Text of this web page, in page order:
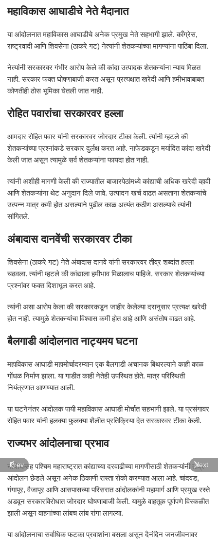
महाविकास आघाडीचे नेते मैदानात
या आंदोलनात महाविकास आघाडीचे अनेक प्रमुख नेते सहभागी झाले. काँग्रेस,
राष्ट्रवादी आणि शिवसेना (ठाकरे गट) नेत्यांनी शेतकऱ्यांच्या मागण्यांना पाठिंबा दिला.
नेत्यांनी सरकारवर गंभीर आरोप केले की कांदा उत्पादक शेतकऱ्यांना न्याय मिळत
नाही. सरकार फक्त घोषणाबाजी करत असून प्रत्यक्षात खरेदी आणि हमीभावाबाबत
कोणतीही ठोस भूमिका घेतली जात नाही.
रोहित पवारांचा सरकारवर हल्ला
आमदार रोहित पवार यांनी सरकारवर जोरदार टीका केली. त्यांनी म्हटले की
शेतकऱ्यांच्या प्रश्नांकडे सरकार दुर्लक्ष करत आहे. नाफेडकडून मर्यादित कांदा खरेदी
केली जात असून त्यामुळे सर्व शेतकऱ्यांना फायदा होत नाही.
त्यांनी अशीही मागणी केली की राज्यातील बाजारपेठांमध्ये कांद्याची अधिक खरेदी व्हावी
आणि शेतकऱ्यांना थेट अनुदान दिले जावे. उत्पादन खर्च वाढत असताना शेतकऱ्यांचे
उत्पन्न मात्र कमी होत असल्याने पुढील काळ अत्यंत कठीण असल्याचे त्यांनी
सांगितले.
अंबादास दानवेंची सरकारवर टीका
शिवसेना (ठाकरे गट) नेते अंबादास दानवे यांनी सरकारवर तीव्र शब्दांत हल्ला
चढवला. त्यांनी म्हटले की कांद्याला हमीभाव मिळालाच पाहिजे. सरकार शेतकऱ्यांच्या
प्रश्नांवर फक्त दिशाभूल करत आहे.
त्यांनी असा आरोप केला की सरकारकडून जाहीर केलेल्या दरानुसार प्रत्यक्ष खरेदी
होत नाही. त्यामुळे शेतकऱ्यांचा विश्वास कमी होत आहे आणि असंतोष वाढत आहे.
बैलगाडी आंदोलनात नाट्यमय घटना
महाविकास आघाडी महामोर्चादरम्यान एक बैलगाडी अचानक बिथरल्याने काही काळ
गोंधळ निर्माण झाला. या गाडीत काही नेतेही उपस्थित होते. मात्र परिस्थिती
नियंत्रणात आणण्यात आली.
या घटनेनंतर आंदोलक पायी महाविकास आघाडी मोर्चात सहभागी झाले. या प्रसंगावर
रोहित पवार यांनी हलक्या फुलक्या शैलीत प्रतिक्रिया देत सरकारवर टीका केली.
राज्यभर आंदोलनाचा प्रभाव
नाशिकसह पश्चिम महाराष्ट्रात कांद्याच्या दरवाढीच्या मागणीसाठी शेतकऱ्यांनी तीव्र
आंदोलन छेडले असून अनेक ठिकाणी रास्ता रोको करण्यात आला आहे. चांदवड,
गंगापूर, वैजापूर आणि आसपासच्या परिसरात आंदोलकांनी महामार्ग आणि प्रमुख रस्ते
अडवून सरकारविरोधात जोरदार घोषणाबाजी केली. यामुळे वाहतूक पूर्णपणे विस्कळीत
झाली असून वाहनांच्या लांबच लांब रांगा लागल्या.
या आंदोलनाचा सर्वाधिक फटका प्रवाशांना बसला असून दैनंदिन जनजीवनावर
Prev Next